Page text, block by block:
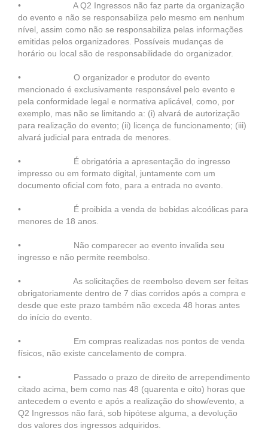
• A Q2 Ingressos não faz parte da organização
do evento e não se responsabiliza pelo mesmo em nenhum
nível, assim como não se responsabiliza pelas informações
emitidas pelos organizadores. Possíveis mudanças de
horário ou local são de responsabilidade do organizador.
• O organizador e produtor do evento
mencionado é exclusivamente responsável pelo evento e
pela conformidade legal e normativa aplicável, como, por
exemplo, mas não se limitando a: (i) alvará de autorização
para realização do evento; (ii) licença de funcionamento; (iii)
alvará judicial para entrada de menores.
• É obrigatória a apresentação do ingresso
impresso ou em formato digital, juntamente com um
documento oficial com foto, para a entrada no evento.
• É proibida a venda de bebidas alcoólicas para
menores de 18 anos.
• Não comparecer ao evento invalida seu
ingresso e não permite reembolso.
• As solicitações de reembolso devem ser feitas
obrigatoriamente dentro de 7 dias corridos após a compra e
desde que este prazo também não exceda 48 horas antes
do início do evento.
• Em compras realizadas nos pontos de venda
físicos, não existe cancelamento de compra.
• Passado o prazo de direito de arrependimento
citado acima, bem como nas 48 (quarenta e oito) horas que
antecedem o evento e após a realização do show/evento, a
Q2 Ingressos não fará, sob hipótese alguma, a devolução
dos valores dos ingressos adquiridos.